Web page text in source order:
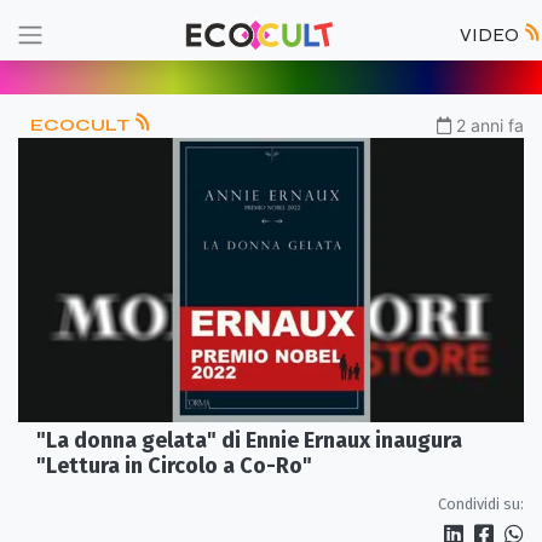
VIDEO
ECOCULT 2 anni fa
"La donna gelata" di Ennie Ernaux inaugura
"Lettura in Circolo a Co-Ro"
Condividi su: